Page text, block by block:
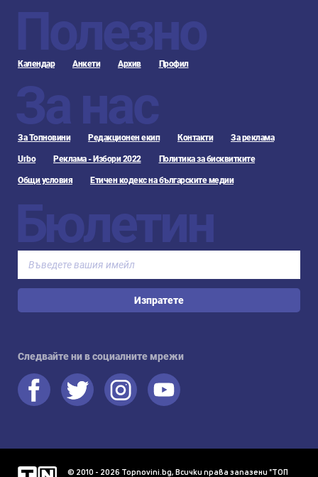
Полезно
Календар Анкети Архив Профил
За нас
За Топновини Редакционен екип Контакти За реклама
Urbo Реклама - Избори 2022 Политика за бисквитките
Общи условия Етичен кодекс на българските медии
Бюлетин
Изпратете
Следвайте ни в социалните мрежи
© 2010 - 2026 Topnovini.bg, Всички права запазени "ТОП